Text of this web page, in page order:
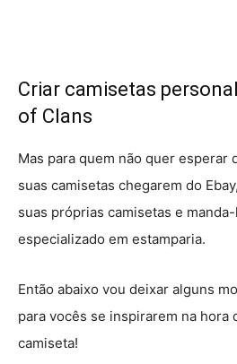
Criar camisetas
of Clans
Mas para quem não quer esperar
suas camisetas chegarem do
suas próprias camisetas e
especializado em estamparia.
Então abaixo vou deixar alguns
para vocês se inspirarem na hora
camiseta!